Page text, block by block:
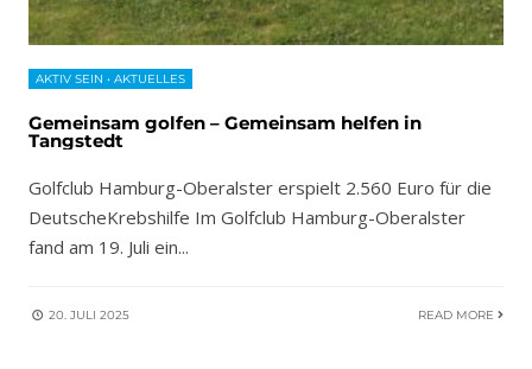
AKTIV SEIN • AKTUELLES
Gemeinsam golfen – Gemeinsam helfen in
Tangstedt
Golfclub Hamburg-Oberalster erspielt 2.560 Euro für die
DeutscheKrebshilfe Im Golfclub Hamburg-Oberalster
fand am 19. Juli ein...
20. JULI 2025 READ MORE